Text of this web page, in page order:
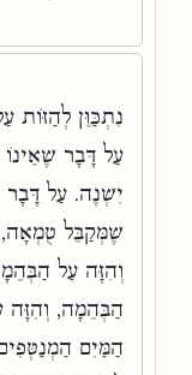
נִתְכַּוֵּן לְהַזּוֹת
עַל דָּבָר
יִשְׁנֶה. עַל דָּבָר
שֶׁמְּקַבֵּל טֻמְאָה,
וְהִזָּה עַל
הַבְּהֵמָה, וְהִזָּה
הַמַּיִם